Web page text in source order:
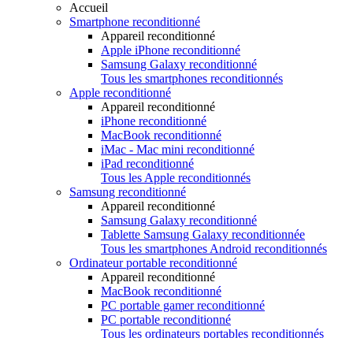
Accueil
Smartphone reconditionné
Appareil reconditionné
Apple iPhone reconditionné
Samsung Galaxy reconditionné
Tous les smartphones reconditionnés
Apple reconditionné
Appareil reconditionné
iPhone reconditionné
MacBook reconditionné
iMac - Mac mini reconditionné
iPad reconditionné
Tous les Apple reconditionnés
Samsung reconditionné
Appareil reconditionné
Samsung Galaxy reconditionné
Tablette Samsung Galaxy reconditionnée
Tous les smartphones Android reconditionnés
Ordinateur portable reconditionné
Appareil reconditionné
MacBook reconditionné
PC portable gamer reconditionné
PC portable reconditionné
Tous les ordinateurs portables reconditionnés